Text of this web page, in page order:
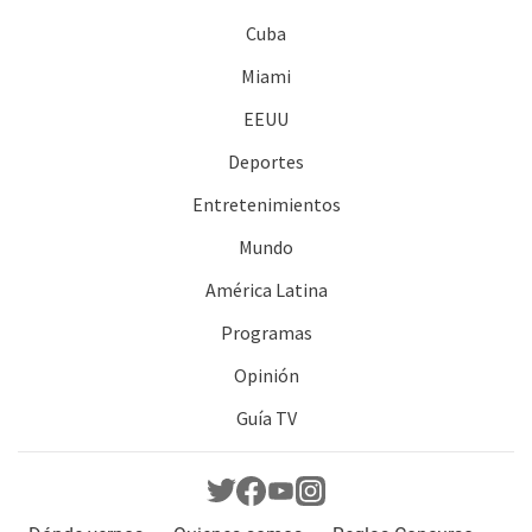
Cuba
Miami
EEUU
Deportes
Entretenimientos
Mundo
América Latina
Programas
Opinión
Guía TV